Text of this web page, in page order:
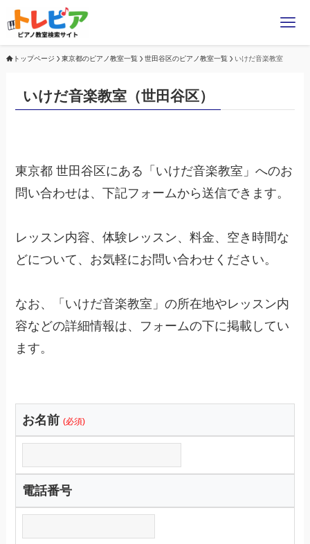
トップページ 東京都のピアノ教室一覧 世田谷区のピアノ教室一覧 いけだ音楽教室
いけだ音楽教室（世田谷区）
東京都 世田谷区にある「いけだ音楽教室」へのお
問い合わせは、下記フォームから送信できます。
レッスン内容、体験レッスン、料金、空き時間な
どについて、お気軽にお問い合わせください。
なお、「いけだ音楽教室」の所在地やレッスン内
容などの詳細情報は、フォームの下に掲載してい
ます。
お名前 (必須)
電話番号